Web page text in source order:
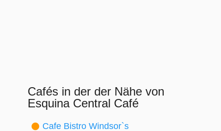
Cafés in der der Nähe von
Esquina Central Café
Cafe Bistro Windsor`s